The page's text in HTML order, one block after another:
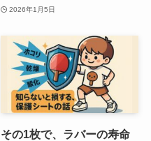
2026年1月5日
その1枚で、ラバーの寿命